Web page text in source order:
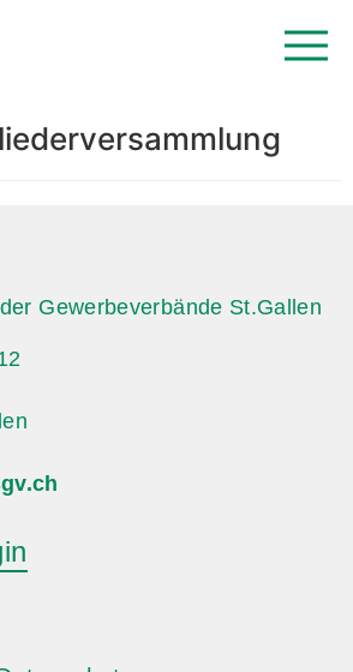
Gewerbeverbände St.Gallen